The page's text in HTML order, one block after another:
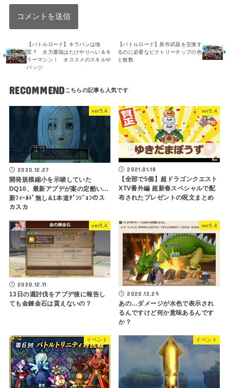
【バトルロード】キラパンは地
雷？ 火力最強はたけやりへい＆キ
ラーマシン！ オススメのスキルや
バッジ
【バトルロード】新作武器を交換す
るのに必要なビクトリーチップの色
と枚数
RECOMMEND
ver5.4
2020.12.27
開発規模縮小を示唆していた
DQ10、最新アプデが案の定酷い…
新ﾌｨｰﾙﾄﾞ無し&1本道ﾀﾞﾝｼﾞｮﾝのス
カスカ
ver5.4
2021.01.18
【全部で5個】超ドラゴンクエスト
XTV番外編 超新春スペシャルで配
布されたプレゼントの呪文まとめ
ver5.4
2020.12.11
13日の週討伐をアプデ後に報告し
ても金錬金石は貰えないの？
ver5.4
2020.12.29
あの…ダメージが水色で表示され
るんですけど何か意味あるんです
か？
イベント イベント